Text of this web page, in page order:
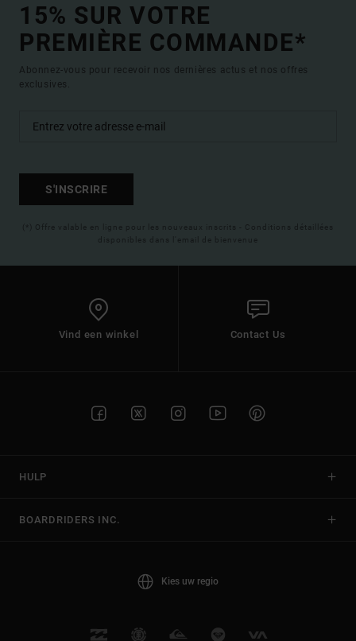
15% SUR VOTRE
PREMIÈRE COMMANDE*
Abonnez-vous pour recevoir nos dernières actus et nos offres
exclusives.
S'INSCRIRE
(*) Offre valable en ligne pour les nouveaux inscrits - Conditions détaillées
disponibles dans l'email de bienvenue
Vind een winkel Contact Us
HULP
BOARDRIDERS INC.
Kies uw regio